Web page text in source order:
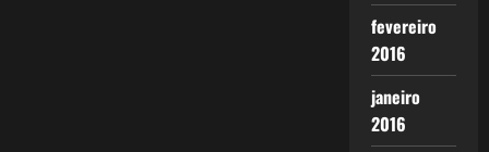
fevereiro
2016
janeiro
2016